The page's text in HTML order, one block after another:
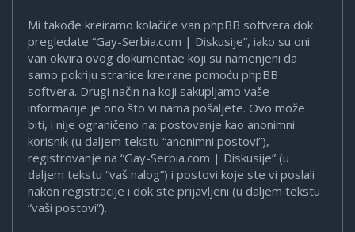
Mi takođe kreiramo kolačiće van phpBB softvera dok
pregledate “Gay-Serbia.com | Diskusije”, iako su oni
van okvira ovog dokumentae koji su namenjeni da
samo pokriju stranice kreirane pomoću phpBB
softvera. Drugi način na koji sakupljamo vaše
informacije je ono što vi nama pošaljete. Ovo može
biti, i nije ograničeno na: postovanje kao anonimni
korisnik (u daljem tekstu “anonimni postovi”),
registrovanje na “Gay-Serbia.com | Diskusije” (u
daljem tekstu “vaš nalog”) i postovi koje ste vi poslali
nakon registracije i dok ste prijavljeni (u daljem tekstu
“vaši postovi”).